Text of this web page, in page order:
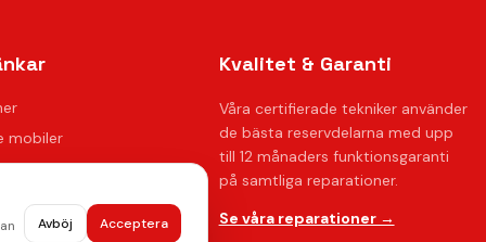
mobiler
Kvalitet & Garanti
Våra certifierade tekniker använder
de bästa reservdelarna med upp
till 12 månaders funktionsgaranti
på samtliga reparationer.
Se våra reparationer →
Avböj Acceptera